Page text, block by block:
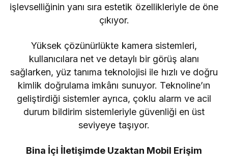
işlevselliğinin yanı sıra estetik özellikleriyle de öne
çıkıyor.
Yüksek çözünürlükte kamera sistemleri,
kullanıcılara net ve detaylı bir görüş alanı
sağlarken, yüz tanıma teknolojisi ile hızlı ve doğru
kimlik doğrulama imkânı sunuyor. Teknoline’ın
geliştirdiği sistemler ayrıca, çoklu alarm ve acil
durum bildirim sistemleriyle güvenliği en üst
seviyeye taşıyor.
Bina İçi İletişimde Uzaktan Mobil Erişim